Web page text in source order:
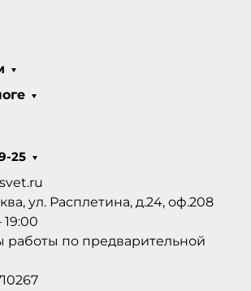
25
ул. Расплетина, д.24, оф.208
работы по предварительной